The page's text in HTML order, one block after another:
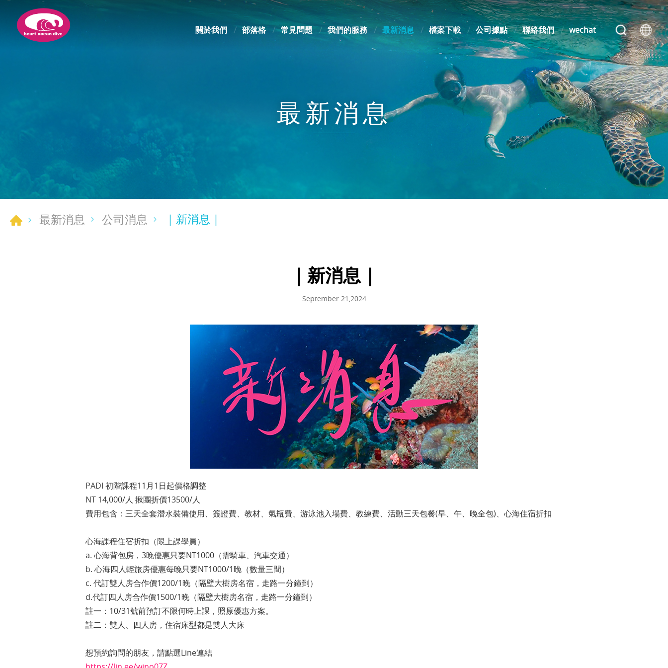
關於我們 部落格 常見問題 我們的服務 最新消息 檔案下載 公司據點 聯絡我們 wechat
最新消息
最新消息 公司消息 ｜新消息｜
｜新消息｜
September 21,2024
PADI 初階課程11月1日起價格調整
NT 14,000/人 揪團折價13500/人
費用包含：三天全套潛水裝備使用、簽證費、教材、氣瓶費、游泳池入場費、教練費、活動三天包餐(早、午、晚全包)、心海住宿折扣
心海課程住宿折扣（限上課學員）
a. 心海背包房，3晚優惠只要NT1000（需騎車、汽車交通）
b. 心海四人輕旅房優惠每晚只要NT1000/1晚（數量三間）
c. 代訂雙人房合作價1200/1晚（隔壁大樹房名宿，走路一分鐘到）
d.代訂四人房合作價1500/1晚（隔壁大樹房名宿，走路一分鐘到）
註一：10/31號前預訂不限何時上課，照原優惠方案。
註二：雙人、四人房，住宿床型都是雙人大床
想預約詢問的朋友，請點選Line連結